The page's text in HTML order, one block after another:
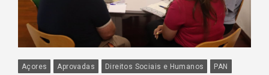
Açores Aprovadas Direitos Sociais e Humanos
PAN